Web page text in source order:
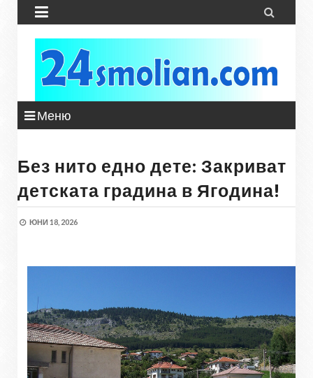
 
Меню
Без нито едно дете: Закриват
детската градина в Ягодина!
ЮНИ 18, 2026